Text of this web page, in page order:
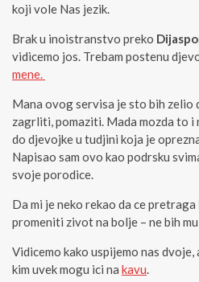
koji vole Nas jezik.
Brak u inoistranstvo preko
vidicemo jos. Trebam postenu
mene.
Mana ovog servisa je sto bih zelio
zagrliti, pomaziti. Mada mozda to i
do djevojke u tudjini koja je
Napisao sam ovo kao podrsku
svoje porodice.
Da mi je neko rekao da ce pretraga
promeniti zivot na bolje – ne bih
Vidicemo kako uspijemo nas
kim uvek mogu ici na kavu